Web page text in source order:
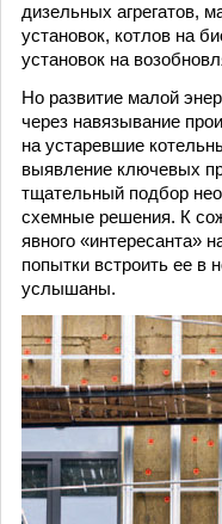
дизельных агрегатов,
установок, котлов на
установок на
Но развитие малой
через навязывание
на устаревшие
выявление ключевых
тщательный подбор
схемные решения. К
явного «интересанта»
попытки встроить ее в
услышаны.